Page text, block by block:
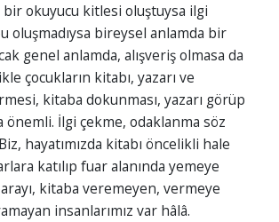
bir okuyucu kitlesi oluştuysa ilgi
oluşmadıysa bireysel anlamda bir
genel anlamda, alışveriş olmasa da
çocukların kitabı, yazarı ve
kitaba dokunması, yazarı görüp
önemli. İlgi çekme, odaklanma söz
hayatımızda kitabı öncelikli hale
katılıp fuar alanında yemeye
kitaba veremeyen, vermeye
insanlarımız var hâlâ.